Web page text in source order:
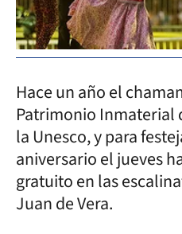
Hace un año el
Patrimonio Inmaterial
la Unesco, y para
aniversario el jueves
gratuito en las
Juan de Vera.